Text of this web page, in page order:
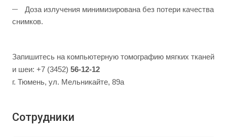
Доза излучения минимизирована без потери качества
снимков.
Запишитесь на компьютерную томографию мягких тканей
и шеи: +7 (3452) 56-12-12
г. Тюмень, ул. Мельникайте, 89а
Сотрудники